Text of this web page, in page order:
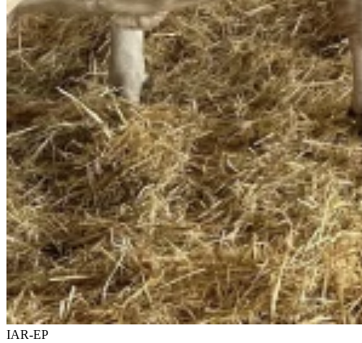
IAR-EP